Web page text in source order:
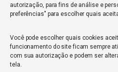
autorização, para fins de análise e
preferências" para escolher quais
Você pode escolher quais cookies
funcionamento do site ficam sempre
com sua autorização e podem ser
tela.